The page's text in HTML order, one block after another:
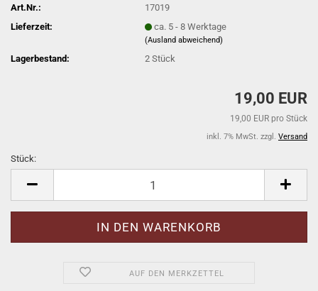
Art.Nr.:
17019
Lieferzeit:
ca. 5 - 8 Werktage
(Ausland abweichend)
Lagerbestand: 2Stück
19,00 EUR
19,00 EUR pro Stück
inkl. 7% MwSt. zzgl. Versand
Stück:
AUF DEN MERKZETTEL